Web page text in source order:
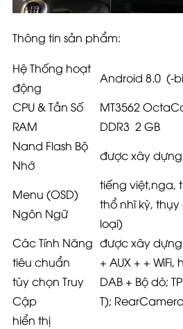
Thông tin sản phẩm:
Hệ Thống hoạt
động
Android 8.0 (-
CPU & Tần Số
MT3562
RAM
DDR3 2GB
Nand Flash Bộ
Nhớ
được xây dựng
Menu (OSD)
Ngôn Ngữ
tiếng việt,nga,
thổ nhĩ kỳ,
loại)
Các Tính Năng
tiêu chuẩn
được xây dựng
+ AUX + +
tùy chọn Truy
Cập
DAB + Bộ dò;
T);
hiển thị